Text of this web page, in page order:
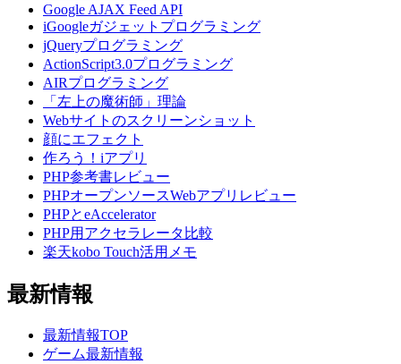
Google AJAX Feed API
iGoogleガジェットプログラミング
jQueryプログラミング
ActionScript3.0プログラミング
AIRプログラミング
「左上の魔術師」理論
Webサイトのスクリーンショット
顔にエフェクト
作ろう！iアプリ
PHP参考書レビュー
PHPオープンソースWebアプリレビュー
PHPとeAccelerator
PHP用アクセラレータ比較
楽天kobo Touch活用メモ
最新情報
最新情報TOP
ゲーム最新情報